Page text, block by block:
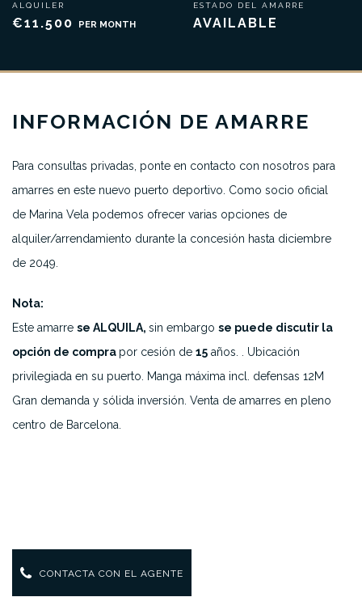
ALQUILER
€11.500 PER MONTH
ESTADO DEL AMARRE
AVAILABLE
INFORMACIÓN DE AMARRE
Para consultas privadas, ponte en contacto con nosotros para
amarres en este nuevo puerto deportivo. Como socio oficial
de Marina Vela podemos ofrecer varias opciones de
alquiler/arrendamiento durante la concesión hasta diciembre
de 2049.
Nota:
Este amarre se ALQUILA, sin embargo se puede discutir la
opción de compra por cesión de 15 años. . Ubicación
privilegiada en su puerto. Manga máxima incl. defensas 12M
Gran demanda y sólida inversión. Venta de amarres en pleno
centro de Barcelona.
CONTACTA CON EL AGENTE